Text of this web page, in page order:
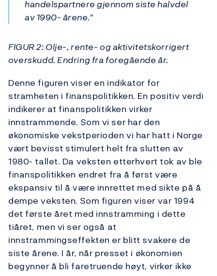
handelspartnere gjennom siste halvdel
av 1990- årene."
FIGUR 2: Olje-, rente- og aktivitetskorrigert
overskudd. Endring fra foregående år.
Denne figuren viser en indikator for
stramheten i finanspolitikken. En positiv verdi
indikerer at finanspolitikken virker
innstrammende. Som vi ser har den
økonomiske vekstperioden vi har hatt i Norge
vært bevisst stimulert helt fra slutten av
1980- tallet. Da veksten etterhvert tok av ble
finanspolitikken endret fra å først være
ekspansiv til å være innrettet med sikte på å
dempe veksten. Som figuren viser var 1994
det første året med innstramming i dette
tiåret, men vi ser også at
innstrammingseffekten er blitt svakere de
siste årene. I år, når presset i økonomien
begynner å bli faretruende høyt, virker ikke